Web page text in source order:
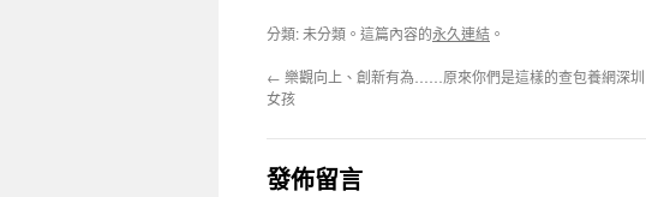
分類: 未分類。這篇內容的永久連結 。
← 樂觀向上、創新有為……原來你們是這樣的查包養網深圳
女孩
發佈留言